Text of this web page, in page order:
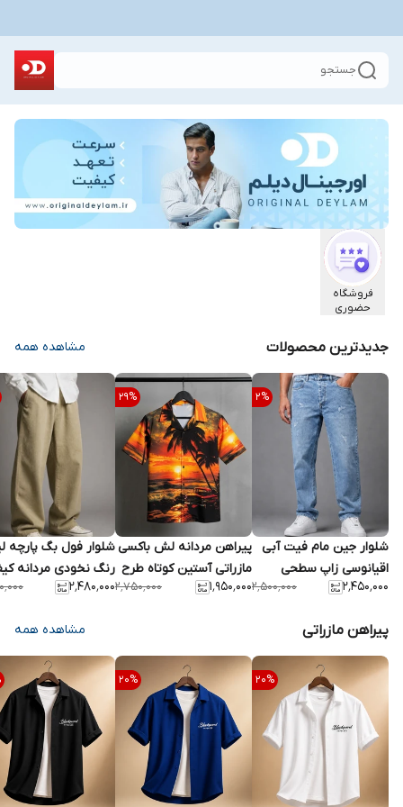
جستجو
فروشگاه
حضوری
جدیدترین محصولات مشاهده همه
2%
شلوار جین مام فیت آبی
اقیانوسی زاپ سطحی
کیفیت عالی 2026 /
۲٬۴۵۰٬۰۰۰ ۲٬۵۰۰٬۰۰۰
29%
پیراهن مردانه لش باکسی
مازراتی آستین کوتاه طرح
ساحلی 3 بعدی / اورجینال ۱٬۹۵۰٬۰۰۰ ۲٬۷۵۰٬۰۰۰
شلوار فول بگ پارچه
رنگ نخودی مردانه
تضمین شده /
۲٬۴۸۰٬۰۰۰
پیراهن مازراتی مشاهده همه
20%
20%